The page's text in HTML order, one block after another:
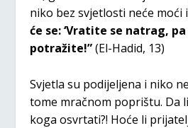
niko bez svjetlosti neće
će se: ‘Vratite se natrag,
potražite!”(El-Hadid, 13)
Svjetla su podijeljena i niko
tome mračnom poprištu. Da
koga osvrtati?! Hoće li